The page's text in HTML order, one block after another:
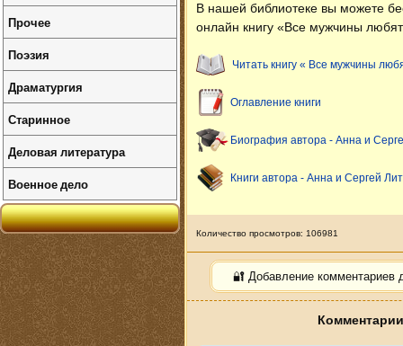
В нашей библиотеке вы можете
онлайн книгу «Все мужчины
Читать книгу « Все мужчины
Оглавление книги
Биография автора - Анна и
Книги автора - Анна и Сергей
Количество просмотров: 106981
🔐 Добавление комментариев
Прочее
Поэзия
Драматургия
Старинное
Деловая литература
Военное дело